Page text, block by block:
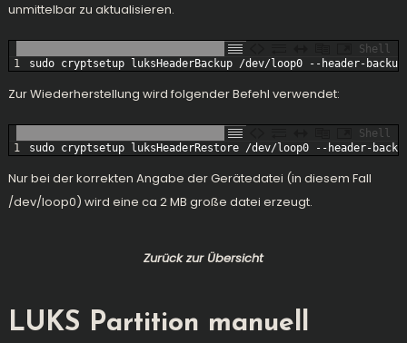
unmittelbar zu aktualisieren.
Shell
1
sudo cryptsetup luksHeaderBackup /dev/loop0 -- header- backup
Zur Wiederherstellung wird folgender Befehl verwendet:
Shell
1
sudo cryptsetup luksHeaderRestore /dev/loop0 -- header-
Nur bei der korrekten Angabe der Gerätedatei (in diesem Fall
/dev/loop0) wird eine ca 2 MB große datei erzeugt.
Zurück zur Übersicht
LUKS Partition manuell